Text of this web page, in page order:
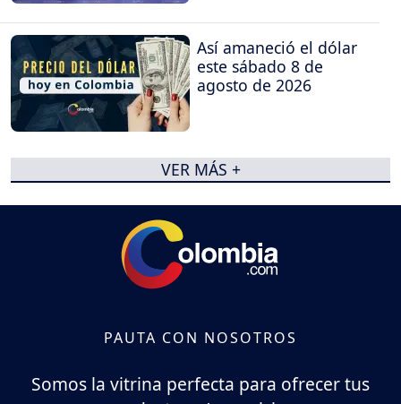
Así amaneció el dólar
este sábado 8 de
agosto de 2026
VER MÁS +
PAUTA CON NOSOTROS
Somos la vitrina perfecta para ofrecer tus